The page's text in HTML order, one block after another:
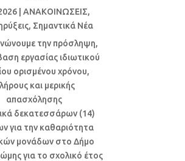
|ΑΝΑΚΟΙΝΩΣΕΙΣ,
, Σημαντικά Νέα
την πρόσληψη,
εργασίας ιδιωτικού
ορισμένου χρόνου,
και μερικής
απασχόλησης
δεκατεσσάρων (14)
για την καθαριότητα
μονάδων στο Δήμο
για το σχολικό έτος